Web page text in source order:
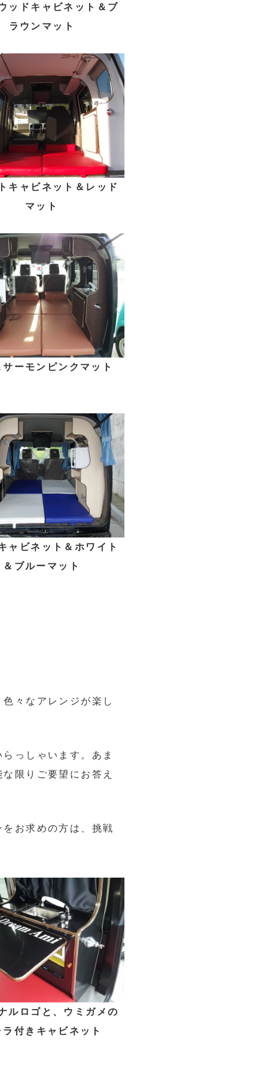
ッドキャビネット＆ブ
ラウンマット
キャビネット＆レッド
マット
サーモンピンクマット
ャビネット＆ホワイト
＆ブルーマット
々なアレンジが楽し
っしゃいます。あま
限りご要望にお答え
お求めの方は、挑戦
ルロゴと、ウミガメの
ラ付きキャビネット